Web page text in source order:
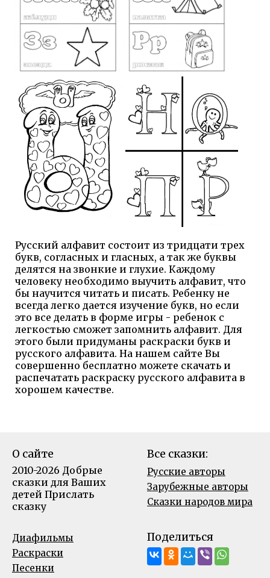
Русский алфавит состоит из тридцати трех
букв, согласных и гласных, а так же буквы
делятся на звонкие и глухие. Каждому
человеку необходимо выучить алфавит, что
бы научится читать и писать. Ребенку не
всегда легко дается изучение букв, но если
это все делать в форме игры - ребенок с
легкостью сможет запомнить алфавит. Для
этого были придуманы раскраски букв и
русского алфавита. На нашем сайте Вы
совершенно бесплатно можете скачать и
распечатать раскраску русского алфавита в
хорошем качестве.
О сайте
2010-2026 Добрые
сказки для Ваших
детей Прислать
сказку
Все сказки:
Русские авторы
Зарубежные авторы
Сказки народов мира
Диафильмы
Раскраски
Песенки
Поделиться